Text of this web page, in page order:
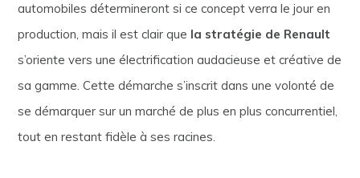
automobiles détermineront si ce concept verra le jour en
production, mais il est clair que la stratégie de Renault
s’oriente vers une électrification audacieuse et créative de
sa gamme. Cette démarche s’inscrit dans une volonté de
se démarquer sur un marché de plus en plus concurrentiel,
tout en restant fidèle à ses racines.